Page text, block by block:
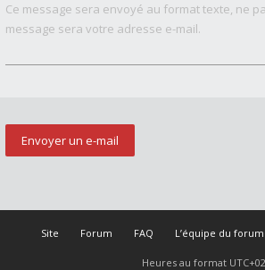
Ce message sera envoyé au format texte, ne
message sera votre adresse e-mail.
Site Forum FAQ L’équipe du forum
Heures au format